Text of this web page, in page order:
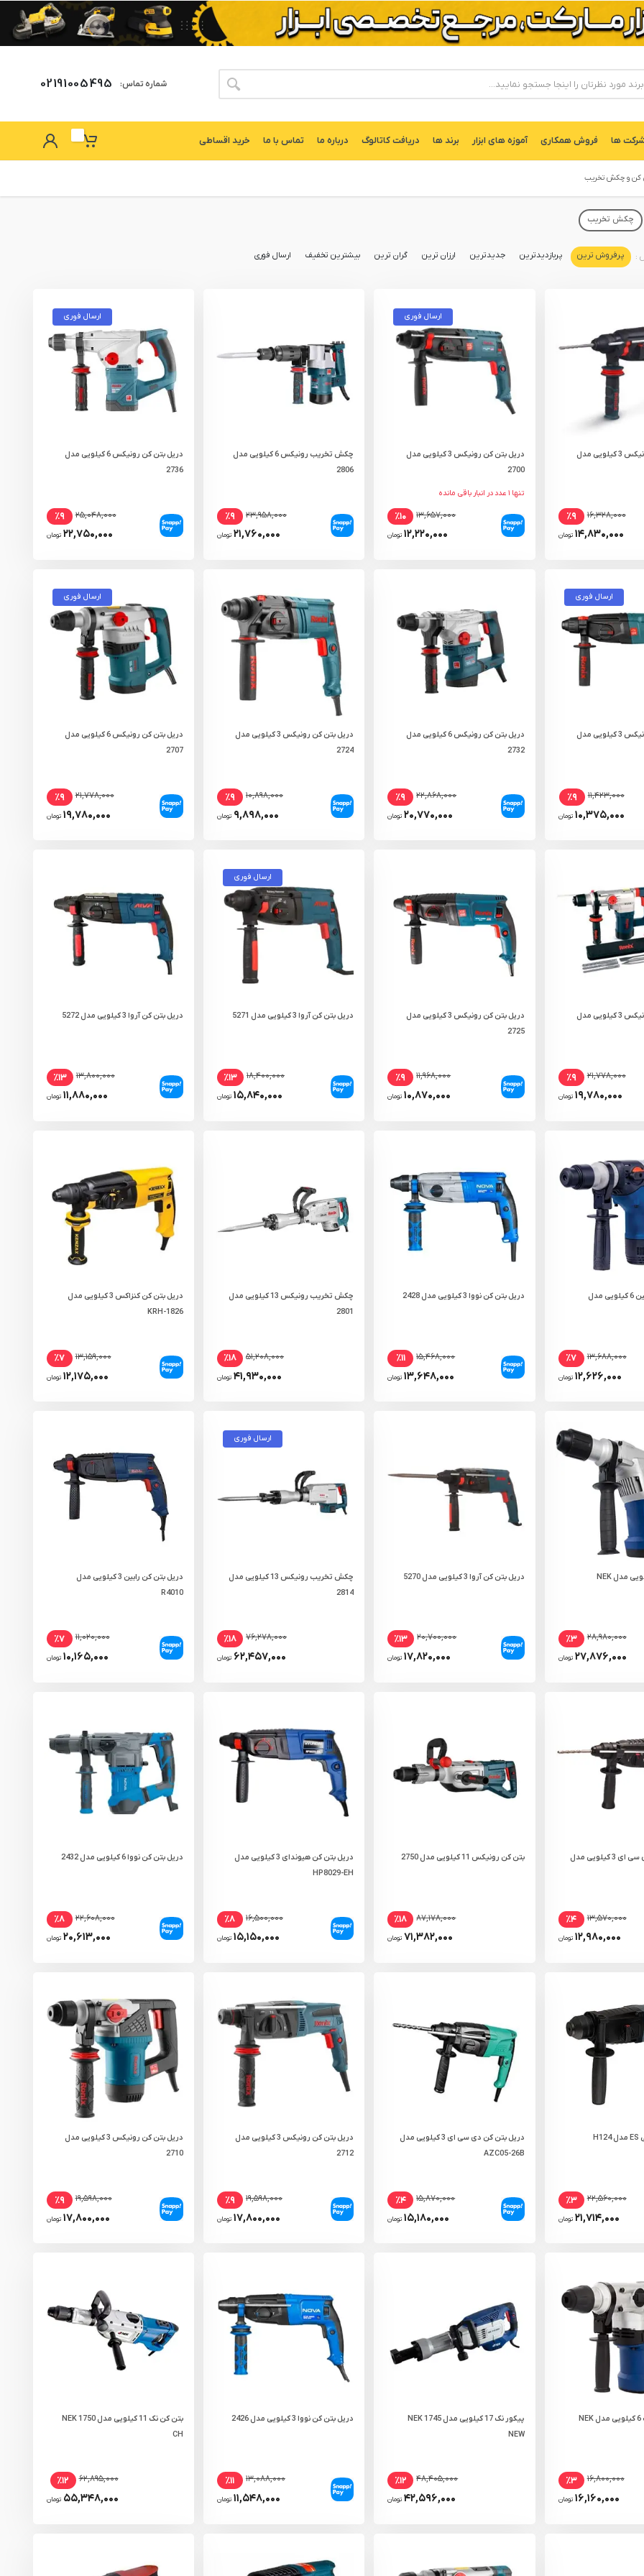
شماره تماس: 02191005495
ها فروش همکاری آموزه های ابزار برند ها دریافت کاتالوگ درباره ما تماس با ما خرید اقساطی
کن و چکش تخریب
چکش تخریب
پرفروش ترین پربازدیدترین جدیدترین ارزان ترین گران ترین بیشترین تخفیف ارسال فوری
دریل بتن کن رونیکس 3 کیلویی مدل
۱۶,۳۲۸,۰۰۰ ٪۹
۱۴,۸۳۰,۰۰۰ تومان
ارسال فوری
دریل بتن کن رونیکس 3 کیلویی مدل
2700
تنها ۱ عدد در انبار باقی مانده
۱۳,۶۵۷,۰۰۰ ٪۱۰
۱۲,۲۲۰,۰۰۰ تومان
چکش تخریب رونیکس 6 کیلویی مدل
2806
۲۳,۹۵۸,۰۰۰ ٪۹
۲۱,۷۶۰,۰۰۰ تومان
ارسال فوری
دریل بتن کن رونیکس 6 کیلویی مدل
2736
۲۵,۰۴۸,۰۰۰ ٪۹
۲۲,۷۵۰,۰۰۰ تومان
ارسال فوری
دریل بتن کن رونیکس 3 کیلویی مدل
۱۱,۴۲۳,۰۰۰ ٪۹
۱۰,۳۷۵,۰۰۰ تومان
دریل بتن کن رونیکس 6 کیلویی مدل
2732
۲۲,۸۶۸,۰۰۰ ٪۹
۲۰,۷۷۰,۰۰۰ تومان
دریل بتن کن رونیکس 3 کیلویی مدل
2724
۱۰,۸۹۸,۰۰۰ ٪۹
۹,۸۹۸,۰۰۰ تومان
ارسال فوری
دریل بتن کن رونیکس 6 کیلویی مدل
2707
۲۱,۷۷۸,۰۰۰ ٪۹
۱۹,۷۸۰,۰۰۰ تومان
دریل بتن کن رونیکس 3 کیلویی مدل
۲۱,۷۷۸,۰۰۰ ٪۹
۱۹,۷۸۰,۰۰۰ تومان
دریل بتن کن رونیکس 3 کیلویی مدل
2725
۱۱,۹۶۸,۰۰۰ ٪۹
۱۰,۸۷۰,۰۰۰ تومان
ارسال فوری
دریل بتن کن آروا 3 کیلویی مدل 5271
۱۸,۴۰۰,۰۰۰ ٪۱۳
۱۵,۸۴۰,۰۰۰ تومان
دریل بتن کن آروا 3 کیلویی مدل 5272
۱۳,۸۰۰,۰۰۰ ٪۱۳
۱۱,۸۸۰,۰۰۰ تومان
دریل بتن کن رابین 6 کیلویی مدل
۱۳,۶۸۸,۰۰۰ ٪۷
۱۲,۶۲۶,۰۰۰ تومان
دریل بتن کن نووا 3 کیلویی مدل 2428
۱۵,۴۶۸,۰۰۰ ٪۱۱
۱۳,۶۴۸,۰۰۰ تومان
چکش تخریب رونیکس 13 کیلویی مدل
2801
۵۱,۲۰۸,۰۰۰ ٪۱۸
۴۱,۹۳۰,۰۰۰ تومان
دریل بتن کن کنزاکس 3 کیلویی مدل
KRH-1826
۱۳,۱۵۹,۰۰۰ ٪۷
۱۲,۱۷۵,۰۰۰ تومان
بتن کن نک 7 کیلویی مدل NEK
۲۸,۹۸۰,۰۰۰ ٪۳
۲۷,۸۷۶,۰۰۰ تومان
دریل بتن کن آروا 3 کیلویی مدل 5270
۲۰,۷۰۰,۰۰۰ ٪۱۳
۱۷,۸۲۰,۰۰۰ تومان
ارسال فوری
چکش تخریب رونیکس 13 کیلویی مدل
2814
۷۶,۲۷۸,۰۰۰ ٪۱۸
۶۲,۴۵۷,۰۰۰ تومان
دریل بتن کن رابین 3 کیلویی مدل
R4010
۱۱,۰۲۰,۰۰۰ ٪۷
۱۰,۱۶۵,۰۰۰ تومان
دریل بتن کن دی سی ای 3 کیلویی مدل
۱۳,۵۷۰,۰۰۰ ٪۴
۱۲,۹۸۰,۰۰۰ تومان
بتن کن رونیکس 11 کیلویی مدل 2750
۸۷,۱۷۸,۰۰۰ ٪۱۸
۷۱,۳۸۲,۰۰۰ تومان
دریل بتن کن هیوندای 3 کیلویی مدل
HP8029-EH
۱۶,۵۰۰,۰۰۰ ٪۸
۱۵,۱۵۰,۰۰۰ تومان
دریل بتن کن نووا 6 کیلویی مدل 2432
۲۲,۶۰۸,۰۰۰ ٪۸
۲۰,۶۱۳,۰۰۰ تومان
۲۲,۵۶۰,۰۰۰ ٪۳
۲۱,۷۱۴,۰۰۰ تومان
دریل بتن کن دی سی ای 3 کیلویی مدل
AZC05-26B
۱۵,۸۷۰,۰۰۰ ٪۴
۱۵,۱۸۰,۰۰۰ تومان
دریل بتن کن رونیکس 3 کیلویی مدل
2712
۱۹,۵۹۸,۰۰۰ ٪۹
۱۷,۸۰۰,۰۰۰ تومان
دریل بتن کن رونیکس 3 کیلویی مدل
2710
۱۹,۵۹۸,۰۰۰ ٪۹
۱۷,۸۰۰,۰۰۰ تومان
دریل بتن کن نک 6 کیلویی مدل NEK
۱۶,۸۰۰,۰۰۰ ٪۳
۱۶,۱۶۰,۰۰۰ تومان
پیکور نک 17 کیلویی مدل NEK 1745
NEW
۴۸,۴۰۵,۰۰۰ ٪۱۲
۴۲,۵۹۶,۰۰۰ تومان
دریل بتن کن نووا 3 کیلویی مدل 2426
۱۳,۰۸۸,۰۰۰ ٪۱۱
۱۱,۵۴۸,۰۰۰ تومان
بتن کن نک 11 کیلویی مدل NEK 1750
CH
۶۲,۸۹۵,۰۰۰ ٪۱۲
۵۵,۳۴۸,۰۰۰ تومان